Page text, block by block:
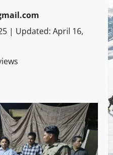
| Updated: April 16,